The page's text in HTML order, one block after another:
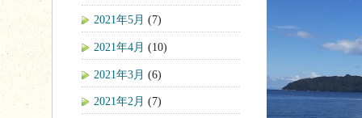
2021年5月 (7)
2021年4月 (10)
2021年3月 (6)
2021年2月 (7)